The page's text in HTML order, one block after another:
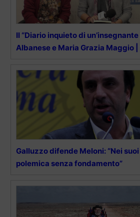
Il “Diario inquieto di
Albanese e Maria Grazia Maggio
Galluzzo difende Meloni: “Nei
polemica senza fondamento”